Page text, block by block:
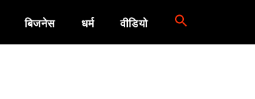
बिजनेस धर्म वीडियो